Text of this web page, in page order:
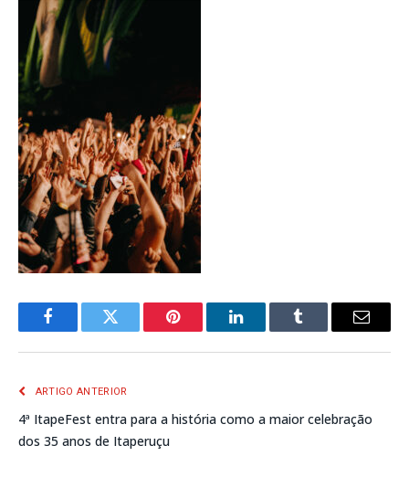
FacebookTwitter Pinterest LinkedInTumblr
E-
ARTIGO ANTERIOR
4ª ItapeFest entra para a história como a maior celebração
dos 35 anos de Itaperuçu